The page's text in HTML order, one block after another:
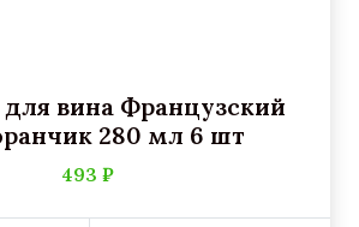
вина Французский
280 мл 6 шт
493 ₽